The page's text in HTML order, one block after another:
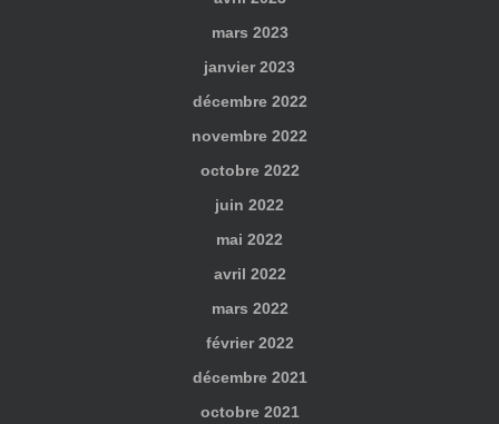
mars 2023
janvier 2023
décembre 2022
novembre 2022
octobre 2022
juin 2022
mai 2022
avril 2022
mars 2022
février 2022
décembre 2021
octobre 2021